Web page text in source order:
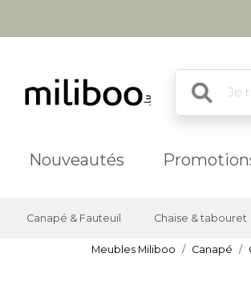
Nouveautés
Canapé & Fauteuil Chaise & tabouret
Meubles Miliboo Canapé